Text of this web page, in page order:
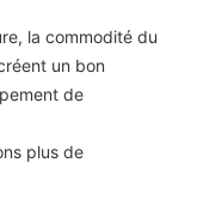
la commodité du
un bon
de
plus de